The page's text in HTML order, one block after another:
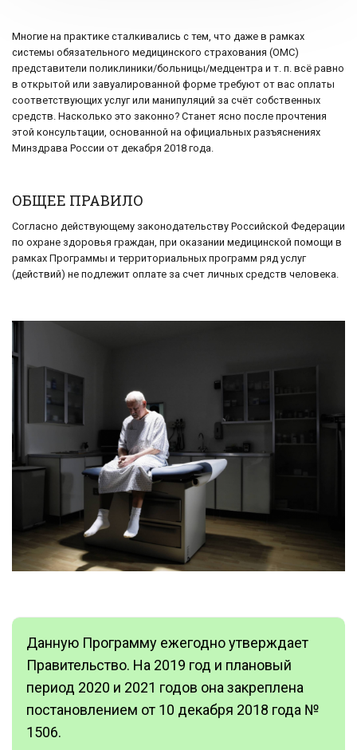
Многие на практике сталкивались с тем, что даже в рамках
системы обязательного медицинского страхования (ОМС)
представители поликлиники/больницы/медцентра и т. п. всё равно
в открытой или завуалированной форме требуют от вас оплаты
соответствующих услуг или манипуляций за счёт собственных
средств. Насколько это законно? Станет ясно после прочтения
этой консультации, основанной на официальных разъяснениях
Минздрава России от декабря 2018 года.
ОБЩЕЕ ПРАВИЛО
Согласно действующему законодательству Российской Федерации
по охране здоровья граждан, при оказании медицинской помощи в
рамках Программы и территориальных программ ряд услуг
(действий) не подлежит оплате за счет личных средств человека.
Данную Программу ежегодно утверждает
Правительство. На 2019 год и плановый
период 2020 и 2021 годов она закреплена
постановлением от 10 декабря 2018 года №
1506.